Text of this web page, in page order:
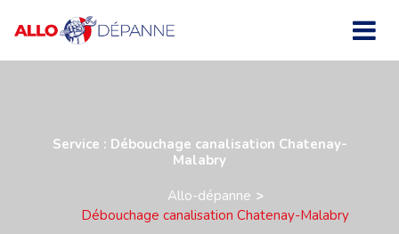
Service : Débouchage canalisation Chatenay-
Malabry
Allo-dépanne
Débouchage canalisation Chatenay-Malabry